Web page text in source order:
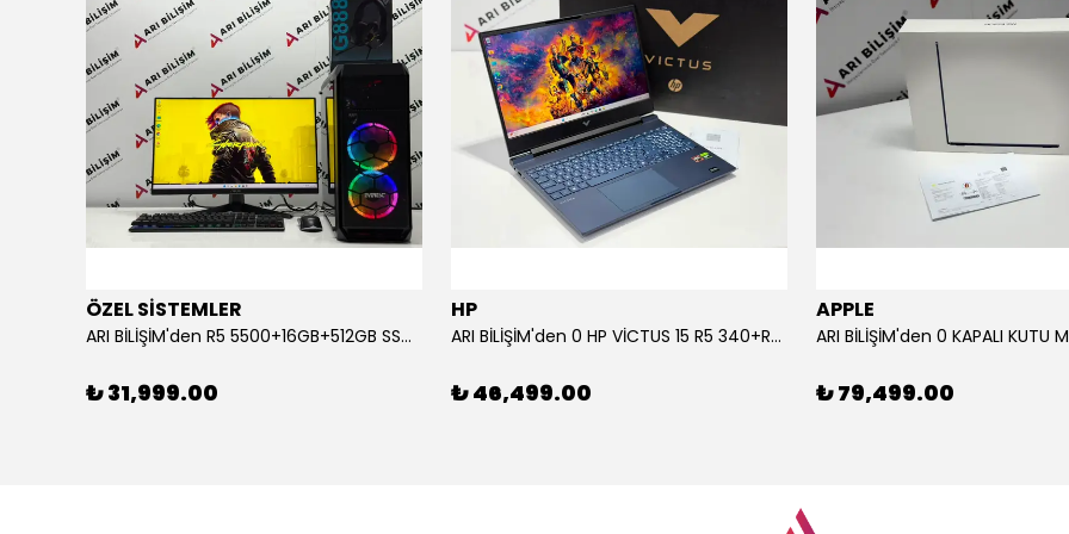
ÖZEL SİSTEMLER
ARI BİLİŞİM'den R5 5500+16GB+512GB SSD+RTX3060 Tİ
₺ 31,999.00
HP
ARI BİLİŞİM'den 0 HP VİCTUS 15 R5 340+RTX5060+16GB+512GB SSD
₺ 46,499.00
APPLE
₺ 79,499.00